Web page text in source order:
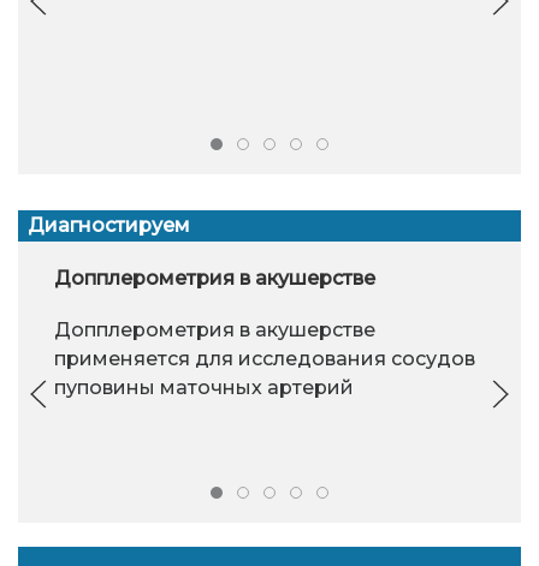
Диагностируем
Допплерометрия в акушерстве
Допплерометрия в акушерстве
применяется для исследования сосудов
пуповины маточных артерий